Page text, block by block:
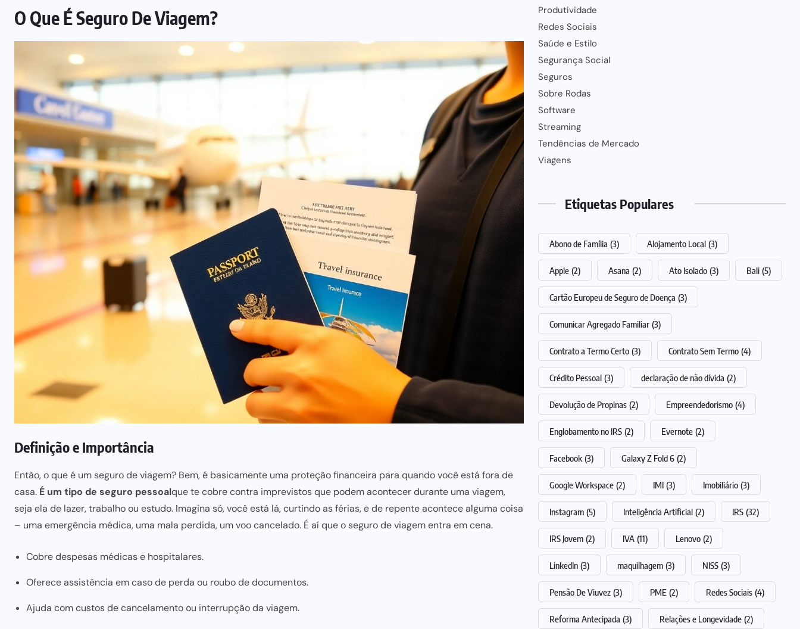
O Que É Seguro De Viagem?
Definição e Importância
Então, o que é um seguro de viagem? Bem, é basicamente uma proteção financeira para quando você está fora de
casa. É um tipo de seguro pessoalque te cobrecontra imprevistos que podem acontecer durante uma viagem,
seja ela de lazer, trabalho ou estudo. Imagina só, você está lá, curtindo as férias, e de repente acontece alguma coisa
– uma emergência médica, uma mala perdida, um voo cancelado. É aí que o seguro de viagem entra em cena.
Cobre despesas médicas e hospitalares.
Oferece assistência em caso de perda ou roubo de documentos.
Ajuda com custos de cancelamento ou interrupção da viagem.
Produtividade
Redes Sociais
Saúde e Estilo
Segurança Social
Seguros
Sobre Rodas
Software
Streaming
Tendências de Mercado
Viagens
Etiquetas Populares
Abono de Família (3) Alojamento Local (3)
Apple (2) Asana (2) Ato Isolado (3) Bali (5)
Cartão Europeu de Seguro de Doença (3)
Comunicar Agregado Familiar (3)
Contrato a Termo Certo (3) Contrato Sem Termo (4)
Crédito Pessoal (3) declaração de não dívida (2)
Devolução de Propinas (2) Empreendedorismo (4)
Englobamento no IRS (2) Evernote (2)
Facebook (3) Galaxy Z Fold 6 (2)
Google Workspace (2) IMI (3) Imobiliário (3)
Instagram (5) Inteligência Artificial (2) IRS (32)
IRS Jovem (2) IVA (11) Lenovo (2)
LinkedIn (3) maquilhagem (3) NISS (3)
Pensão De Viuvez (3) PME (2) Redes Sociais (4)
Reforma Antecipada (3) Relações e Longevidade (2)